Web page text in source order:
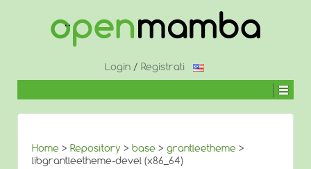
CONTENUTO
Login / Registrati
Home > Repository > base > grantleetheme >
libgrantleetheme-devel (x86_64)